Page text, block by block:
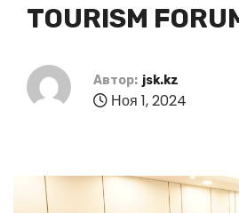
TOURISM
Автор: jsk.kz
Ноя 1, 2024